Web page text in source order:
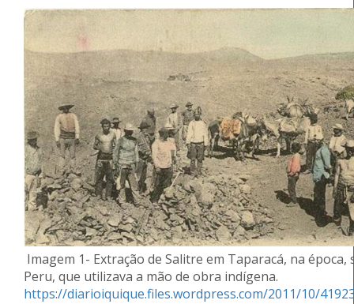
Imagem 1- Extração de Salitre em Taparacá, na época,
Peru, que utilizava a mão de obra indígena.
https://diarioiquique.files.wordpress.com/2011/10/